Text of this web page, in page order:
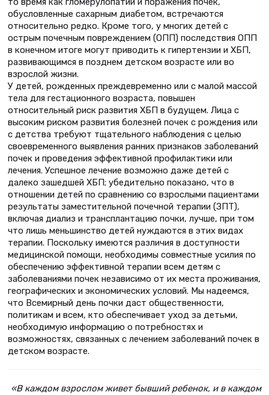
обусловленные сахарным диабетом, встречаются
относительно редко. Кроме того, у многих детей с
острым почечным повреждением (ОПП) последствия ОПП
в конечном итоге могут приводить к гипертензии и ХБП,
развивающимся в позднем детском возрасте или во
взрослой жизни.
У детей, рожденных преждевременно или с малой массой
тела для гестационного возраста, повышен
относительный риск развития ХБП в будущем. Лица с
высоким риском развития болезней почек с рождения или
с детства требуют тщательного наблюдения с целью
своевременного выявления ранних признаков заболеваний
почек и проведения эффективной профилактики или
лечения. Успешное лечение возможно даже детей с
далеко зашедшей ХБП; убедительно показано, что в
отношении детей по сравнению со взрослыми пациентами
результаты заместительной почечной терапии (ЗПТ),
включая диализ и трансплантацию почки, лучше, при том
что лишь меньшинство детей нуждаются в этих видах
терапии. Поскольку имеются различия в доступности
медицинской помощи, необходимы совместные усилия по
обеспечению эффективной терапии всем детям с
заболеваниями почек независимо от их места проживания,
географических и экономических условий. Мы надеемся,
что Всемирный день почки даст общественности,
политикам и всем, кто обеспечивает уход за детьми,
необходимую информацию о потребностях и
возможностях, связанных с лечением заболеваний почек в
детском возрасте.
«В каждом взрослом живет бывший ребенок, и в каждом